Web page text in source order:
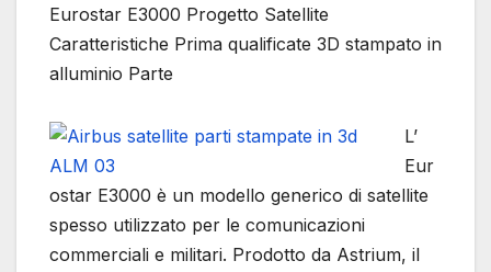
Eurostar E3000 Progetto Satellite
Caratteristiche Prima qualificate 3D stampato in
alluminio Parte
L’
Eur
ostar E3000 è un modello generico di satellite
spesso utilizzato per le comunicazioni
commerciali e militari. Prodotto da Astrium, il